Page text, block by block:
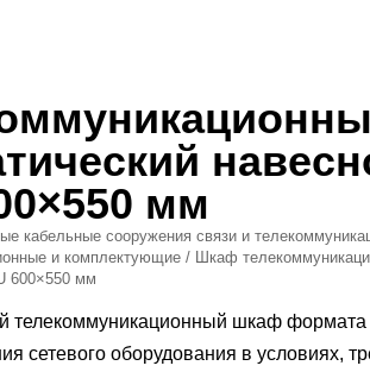
мм
кабельные сооружения связи и
и комплектующие / Шкаф
600×550 мм
телекоммуникационный шкаф формата
сетевого оборудования в условиях,